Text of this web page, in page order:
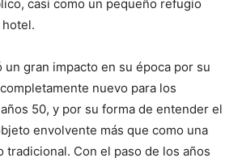
casi como un pequeño refugio
un gran impacto en su época por su
nuevo para los
50, y por su forma de entender el
envolvente más que como una
tradicional. Con el paso de los años